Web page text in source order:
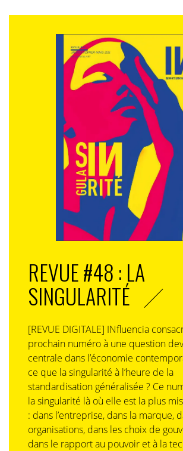
REVUE #48 : LA
SINGULARITÉ
[REVUE DIGITALE] INfluencia
prochain numéro à une question
centrale dans l’économie
ce que la singularité à l’heure de la
standardisation généralisée ? Ce
la singularité là où elle est la plus
: dans l’entreprise, dans la marque,
organisations, dans les choix de
dans le rapport au pouvoir et à la